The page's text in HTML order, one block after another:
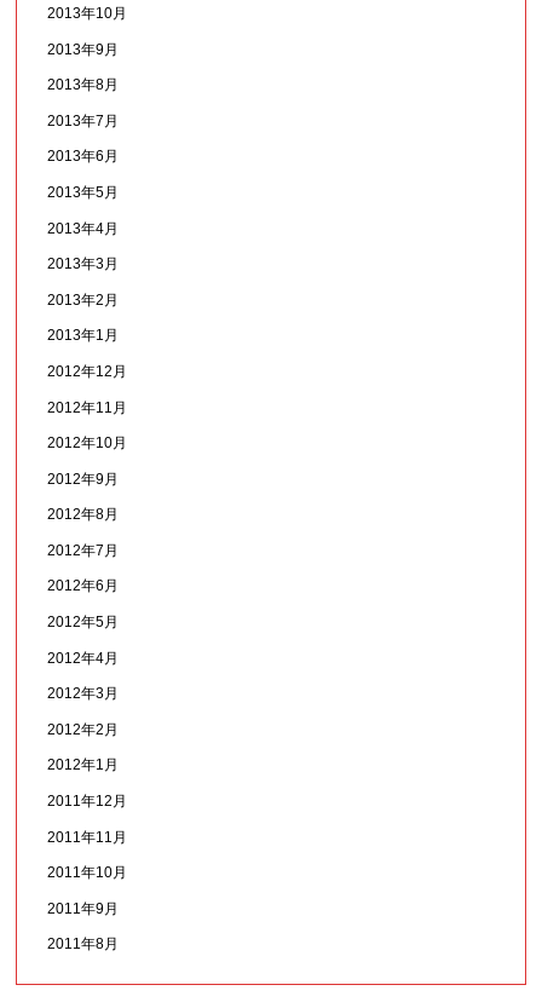
2013年10月
2013年9月
2013年8月
2013年7月
2013年6月
2013年5月
2013年4月
2013年3月
2013年2月
2013年1月
2012年12月
2012年11月
2012年10月
2012年9月
2012年8月
2012年7月
2012年6月
2012年5月
2012年4月
2012年3月
2012年2月
2012年1月
2011年12月
2011年11月
2011年10月
2011年9月
2011年8月